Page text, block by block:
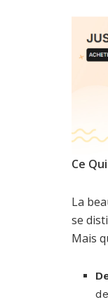
Ce
La
se
Mais